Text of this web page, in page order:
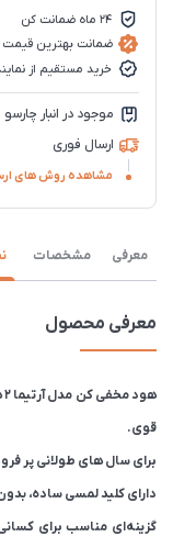
24 ماه ضمانت کن
ضمانت بهترین قیمت
خرید مستقیم از
موجود در انبار چارسو
ارسال فوری
مشاهده روش های
معرفی مشخصات
معرفی محصول
قوی.
برای سال های طولانی پر
دارای کلید لمسی ساده،
گزینه‌ای مناسب برای